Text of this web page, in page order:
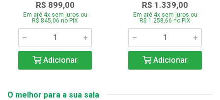
R$ 899,00
Em até 4x sem juros ou
R$ 845,06 no PIX
Adicionar
R$ 1.339,00
Em até 4x sem juros ou
R$ 1.258,66 no PIX
Adicionar
O melhor para a sua sala